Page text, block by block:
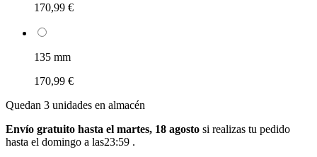
170,99 €
135 mm
170,99 €
Quedan 3 unidades en almacén
Envío gratuito hasta el martes, 18 agosto si realizas tu pedido
hasta el domingo a las23:59 .